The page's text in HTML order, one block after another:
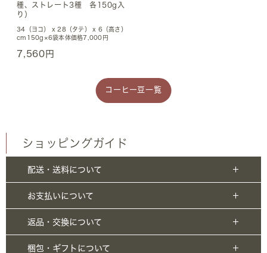
種、ストレート3種 各150g入
り）
34（ヨコ） x 28（タテ） x 6（高さ）
cm150g×6袋本体価格7,000円
7,560円
コーヒー豆一覧
ショッピングガイド
配送・送料について
お支払いについて
返品・交換について
梱包・ギフトについて